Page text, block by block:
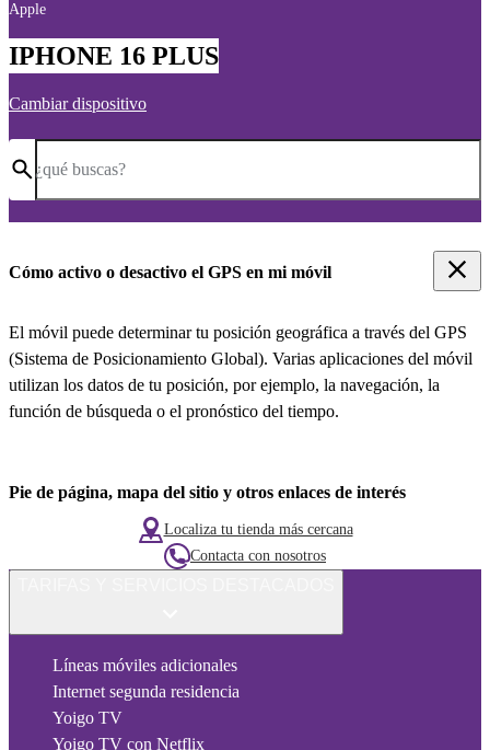
Apple
IPHONE 16 PLUS
Cambiar dispositivo
¿qué buscas?
Cómo activo o desactivo el GPS en mi móvil
El móvil puede determinar tu posición geográfica a través del GPS
(Sistema de Posicionamiento Global). Varias aplicaciones del móvil
utilizan los datos de tu posición, por ejemplo, la navegación, la
función de búsqueda o el pronóstico del tiempo.
Pie de página, mapa del sitio y otros enlaces de interés
Localiza tu tienda más cercana
Contacta con nosotros
Líneas móviles adicionales
Internet segunda residencia
Yoigo TV
Yoigo TV con Netflix